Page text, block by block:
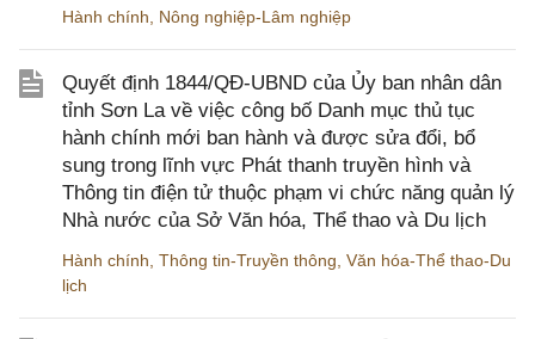
Hành chính Nông nghiệp-Lâm nghiệp
Quyết định 1844/QĐ-UBND của Ủy ban nhân dân
tỉnh Sơn La về việc công bố Danh mục thủ tục
hành chính mới ban hành và được sửa đổi, bổ
sung trong lĩnh vực Phát thanh truyền hình và
Thông tin điện tử thuộc phạm vi chức năng quản lý
Nhà nước của Sở Văn hóa, Thể thao và Du lịch
Hành chính Thông tin-Truyền thông Văn hóa-Thể thao-Du
lịch